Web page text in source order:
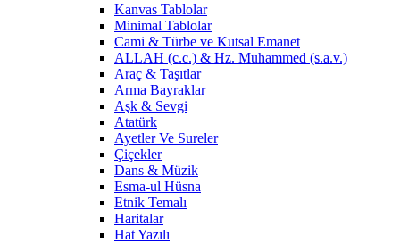
Kanvas Tablolar
Minimal Tablolar
Cami & Türbe ve Kutsal Emanet
ALLAH (c.c.) & Hz. Muhammed (s.a.v.)
Araç & Taşıtlar
Arma Bayraklar
Aşk & Sevgi
Atatürk
Ayetler Ve Sureler
Çiçekler
Dans & Müzik
Esma-ul Hüsna
Etnik Temalı
Haritalar
Hat Yazılı